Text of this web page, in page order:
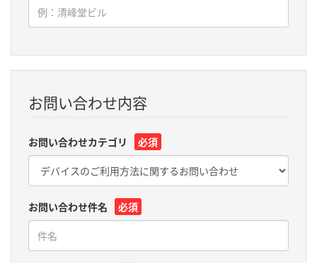
お問い合わせ内容
お問い合わせカテゴリ 必須
お問い合わせ件名 必須